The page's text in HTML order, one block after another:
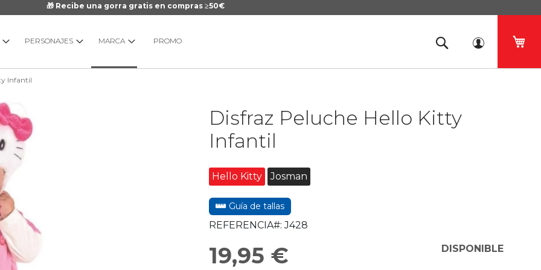
🎁 Recibe una gorra gratis en compras ≥50€
PERSONAJES MARCA PROMO
Infantil
Disfraz Peluche Hello Kitty
Infantil
Hello Kitty Josman
Guía de tallas
REFERENCIA#: J428
19,95 € DISPONIBLE
galería
imágenes